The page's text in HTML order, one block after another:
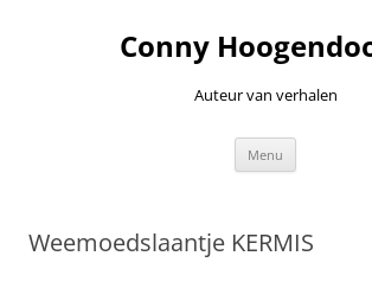
Conny
Auteur van verhalen
Menu
Weemoedslaantje KERMIS